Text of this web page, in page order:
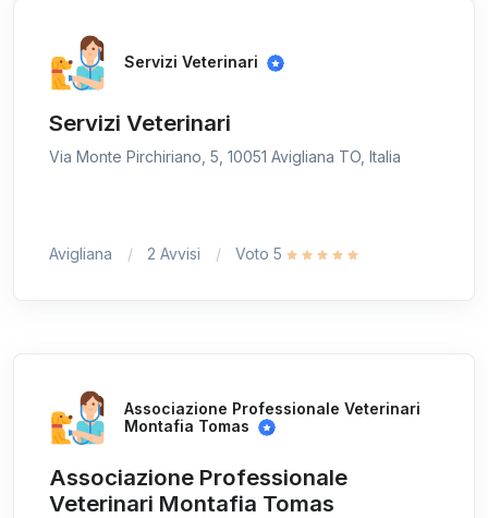
Servizi Veterinari
Servizi Veterinari
Via Monte Pirchiriano, 5, 10051 Avigliana TO, Italia
Avigliana 2 Avvisi Voto 5
Associazione Professionale Veterinari
Montafia Tomas
Associazione Professionale
Veterinari Montafia Tomas